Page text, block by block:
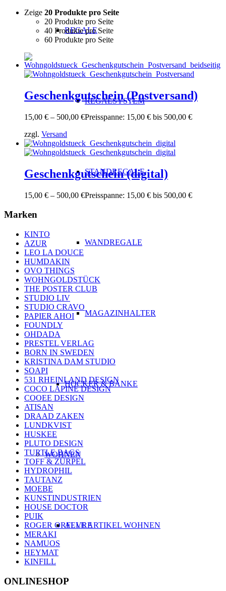
REGALE
REGALSYSTEM
STANDREGALE
WANDREGALE
MAGAZINHALTER
HOCKER & BÄNKE
WOHNEN
ALLE ARTIKEL WOHNEN
Zeige 20 Produkte pro Seite
20 Produkte pro Seite
40 Produkte pro Seite
60 Produkte pro Seite
Geschenkgutschein (Postversand)
15,00 € – 500,00 €Preisspanne: 15,00 € bis 500,00 €
zzgl. Versand
Geschenkgutschein (digital)
15,00 € – 500,00 €Preisspanne: 15,00 € bis 500,00 €
Marken
KINTO
AZUR
LEO LA DOUCE
HUMDAKIN
OVO THINGS
WOHNGOLDSTÜCK
THE POSTER CLUB
STUDIO LIV
STUDIO CRAVO
PAPIER AHOI
FOUNDLY
OHDADA
PRESTEL VERLAG
BORN IN SWEDEN
KRISTINA DAM STUDIO
SOAPI
531 RHEINLAND DESIGN
COCO LAPINE DESIGN
COOEE DESIGN
ATISAN
DRAAD ZAKEN
LUNDKVIST
HUSKEE
PLUTO DESIGN
TURTLE BAGS
TOFF & ZÜRPEL
HYDROPHIL
TAUTANZ
MOEBE
KUNSTINDUSTRIEN
HOUSE DOCTOR
PUIK
ROGER ORFEVRE
MERAKI
NAMUOS
HEYMAT
KINFILL
ONLINESHOP